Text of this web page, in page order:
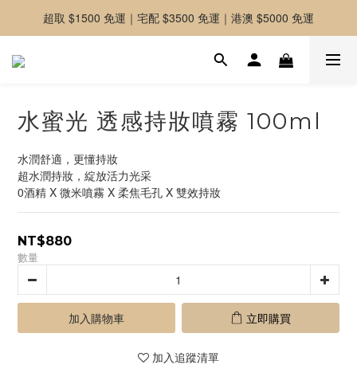
-好友募集中-加入官方LINE好友獲取優惠券
超取 $1500 免運｜宅配 $3500 免運｜港澳 $5000 免運
-好友募集中-加入官方LINE好友獲取優惠券
水蜜光 透感持妝噴霧 100ml
水潤舒適，更懂持妝
超水潤持妝，綻放活力光采
0酒精 X 微米噴霧 X 柔焦毛孔 X 雙效持妝
NT$880
數量
加入購物車 立即購買
加入追蹤清單